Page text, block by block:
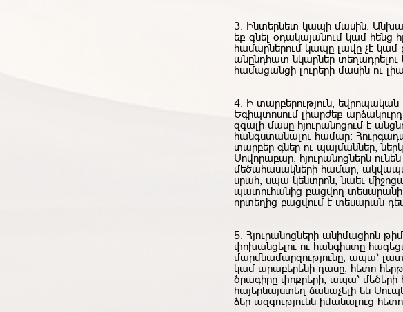
3. Ինտերնետ կապի մասին.
եք գնել օդակայանում կամ հենց
համարներում կապը լավը չէ կամ
անընդհատ նկարներ տեղադրելու
համացանցի լուրերի մասին ու
4. Ի տարբերություն, եվրոպական
Եգիպտոսում լիարժեք
զգալի մասը հյուրանոցում է
հանգստանալու համար:
տարբեր գներ ու պայմաններ,
Սովորաբար, հյուրանոցներն
մեծահասակների համար,
սրահ, սպա կենտրոն, նաեւ
պատուհանից բացվող տեսարանի
որտեղից բացվում է տեսարան
5. Հյուրանոցների անիմացիոն
փոխանցելու ու հանգիստը
մարմնամարզությունը, ապա՝
կամ արաբերենի դասը, հետո
ծրագիրը փոքրերի, ապա՝ մեծերի
հայերնայստեղ ճանաչելի են
ձեր ազգությունն իմանալուց